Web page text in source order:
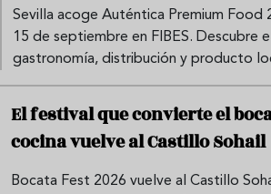
Sevilla acoge Auténtica Premium Food
15 de septiembre en FIBES. Descubre
gastronomía, distribución y producto
El festival que convierte el
cocina vuelve al Castillo Sohail
Bocata Fest 2026 vuelve al Castillo